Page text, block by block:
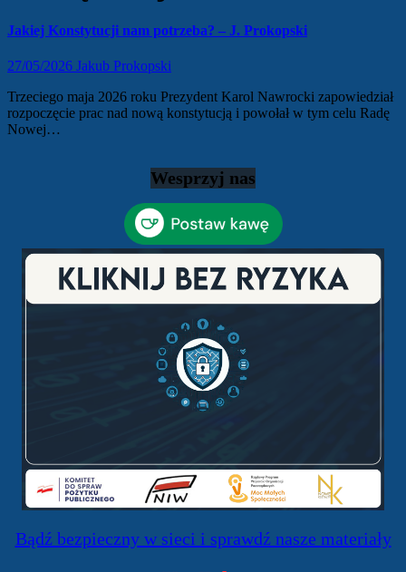
Jakiej Konstytucji nam potrzeba? – J. Prokopski
27/05/2026 Jakub Prokopski
Trzeciego maja 2026 roku Prezydent Karol Nawrocki zapowiedział
rozpoczęcie prac nad nową konstytucją i powołał w tym celu Radę
Nowej…
Wesprzyj nas
Bądź bezpieczny w sieci i sprawdź nasze materiały